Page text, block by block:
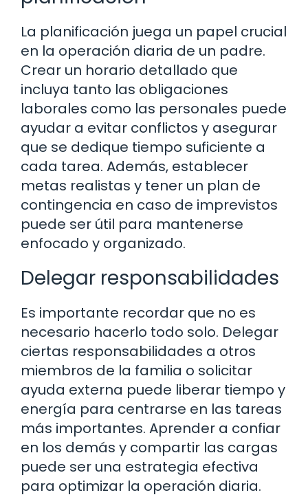
La planificación juega un papel crucial
en la operación diaria de un padre.
Crear un horario detallado que
incluya tanto las obligaciones
laborales como las personales puede
ayudar a evitar conflictos y asegurar
que se dedique tiempo suficiente a
cada tarea. Además, establecer
metas realistas y tener un plan de
contingencia en caso de imprevistos
puede ser útil para mantenerse
enfocado y organizado.
Delegar responsabilidades
Es importante recordar que no es
necesario hacerlo todo solo. Delegar
ciertas responsabilidades a otros
miembros de la familia o solicitar
ayuda externa puede liberar tiempo y
energía para centrarse en las tareas
más importantes. Aprender a confiar
en los demás y compartir las cargas
puede ser una estrategia efectiva
para optimizar la operación diaria.